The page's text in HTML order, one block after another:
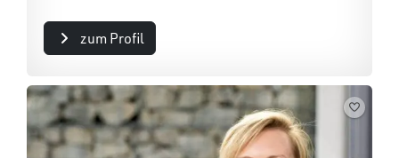
zum Profil